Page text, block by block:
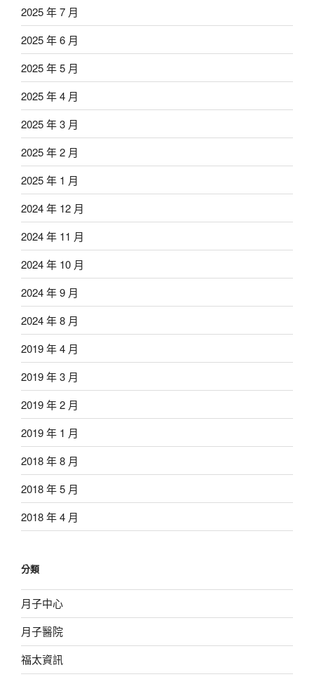
2025 年 7 月
2025 年 6 月
2025 年 5 月
2025 年 4 月
2025 年 3 月
2025 年 2 月
2025 年 1 月
2024 年 12 月
2024 年 11 月
2024 年 10 月
2024 年 9 月
2024 年 8 月
2019 年 4 月
2019 年 3 月
2019 年 2 月
2019 年 1 月
2018 年 8 月
2018 年 5 月
2018 年 4 月
分類
月子中心
月子醫院
福太資訊